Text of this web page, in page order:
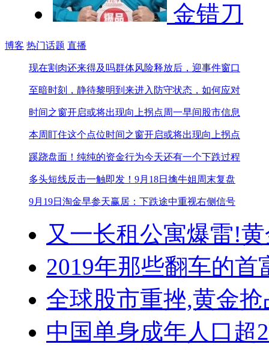
金错刀
博客 热门话题 直播
现在割肉还来得及吗群体风险释放后，迎事件窗口
至暗时刻，静待黎明到来进入防守状态，如何应对
时间之窗开启或将出现向上拐点周一早间股市信息
本周盯住这个点位时间之窗开启或将出现向上拐点
蹊跷盘面！纯纯的资金行为今天还有一个下跌过程
多头短线反击一触即发！ 9月18日擒牛姐周末复盘
9月19日淘金早参天赢居：下跌途中重视右侧信号
又一长租公寓爆雷!
2019年那些翻车的首
全球股市重挫,黄金抢
中国单身成年人口超